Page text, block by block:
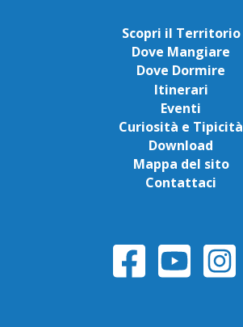
Scopri il Territorio
Dove Mangiare
Dove Dormire
Itinerari
Eventi
Curiosità e Tipicità
Download
Mappa del sito
Contattaci